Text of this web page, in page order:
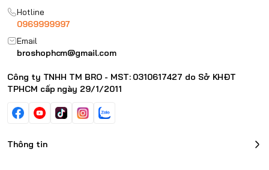
Hotline
0969999997
Email
broshophcm@gmail.com
Công ty TNHH TM BRO - MST: 0310617427 do Sở KHĐT
TPHCM cấp ngày 29/1/2011
Thông tin